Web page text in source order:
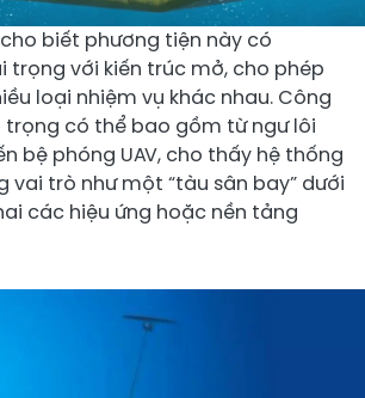
biết phương tiện này có
trọng với kiến trúc mở, cho phép
loại nhiệm vụ khác nhau. Công
có thể bao gồm từ ngư lôi
bệ phóng UAV, cho thấy hệ thống
vai trò như một “tàu sân bay” dưới
các hiệu ứng hoặc nền tảng